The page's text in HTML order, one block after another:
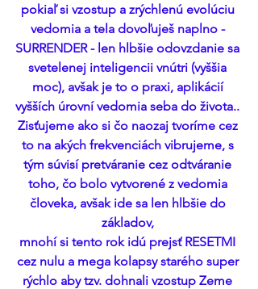
pokiaľ si vzostup a zrýchlenú evolúciu
vedomia a tela dovoľuješ naplno -
SURRENDER - len hlbšie odovzdanie sa
svetelenej inteligencii vnútri (vyššia
moc), avšak je to o praxi, aplikácií
vyšších úrovní vedomia seba do života..
Zisťujeme ako si čo naozaj tvoríme cez
to na akých frekvenciách vibrujeme, s
tým súvisí pretváranie cez odtváranie
toho, čo bolo vytvorené z vedomia
človeka, avšak ide sa len hlbšie do
základov,
mnohí si tento rok idú prejsť RESETMI
cez nulu a mega kolapsy starého super
rýchlo aby tzv. dohnali vzostup Zeme